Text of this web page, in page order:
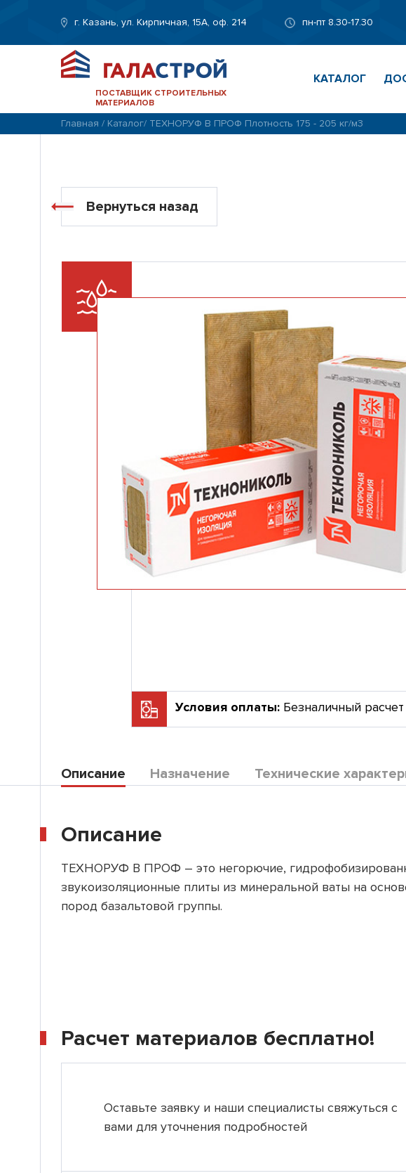
г. Казань, ул. Кирпичная, 15А, оф. 214 пн-пт 8.30-17.30
ПОСТАВЩИК СТРОИТЕЛЬНЫХ
МАТЕРИАЛОВ
КАТАЛОГ
Главная / Каталог/ ТЕХНОРУФ В ПРОФ Плотность 175 - 205 кг/м3
Вернуться назад
Условия оплаты: Безналичный расчет
Описание Назначение Технические
Описание
ТЕХНОРУФ В ПРОФ – это негорючие,
звукоизоляционные плиты из минеральной ваты на
пород базальтовой группы.
Расчет материалов бесплатно!
Оставьте заявку и наши специалисты свяжуться с
вами для уточнения подробностей